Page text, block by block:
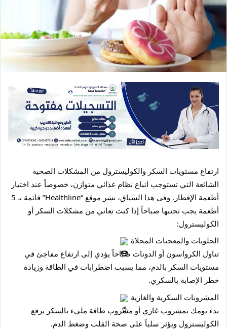
ارتفاع مستويات السكر والكوليسترول من المشكلات الصحية
الشائعة التي تستوجب اتباع نظام غذائي متوازن، خصوصاً عند اختيار
أطعمة الإفطار. وفي هذا السياق، نشر موقع “Healthline” قائمة بـ 5
أطعمة يجب تجنبها صباحاً إذا كنت تعاني من مشكلات السكر أو
الكوليسترول:
الحلويات والمعجنات المحلاة
تناول الكرواسون أو الدونات صباحاً يؤدي إلى ارتفاع مفاجئ في
مستويات السكر بالدم، مما يسبب اضطرابات في الطاقة وزيادة
خطر الإصابة بالسكري.
المشروبات السكرية والغازية
بدء يومك بمشروب غازي أو مشروب طاقة مليء بالسكر يرفع
الكوليسترول ويؤثر سلباً على صحة القلب وضغط الدم.